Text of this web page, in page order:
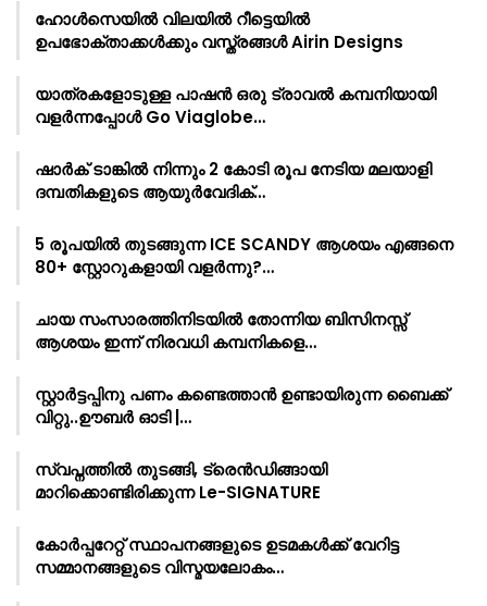
ഹോൾസെയിൽ വിലയിൽ റീട്ടെയിൽ
ഉപഭോക്താക്കൾക്കും വസ്ത്രങ്ങൾ Airin Designs
യാത്രകളോടുള്ള പാഷൻ ഒരു ട്രാവൽ കമ്പനിയായി
വളർന്നപ്പോൾ Go Viaglobe…
ഷാർക്‌ ടാങ്കിൽ നിന്നും 2 കോടി രൂപ നേടിയ മലയാളി
ദമ്പതികളുടെ ആയുർവേദിക്…
5 രൂപയിൽ തുടങ്ങുന്ന ICE SCANDY ആശയം എങ്ങനെ
80+ സ്റ്റോറുകളായി വളർന്നു?…
ചായ സംസാരത്തിനിടയിൽ തോന്നിയ ബിസിനസ്സ്
ആശയം ഇന്ന് നിരവധി കമ്പനികളെ…
സ്റ്റാർട്ടപ്പിനു പണം കണ്ടെത്താൻ ഉണ്ടായിരുന്ന ബൈക്ക്
വിറ്റു..ഊബർ ഓടി |…
സ്വപ്നത്തിൽ തുടങ്ങി, ട്രെൻഡിങ്ങായി
മാറിക്കൊണ്ടിരിക്കുന്ന Le-SIGNATURE
കോർപ്പറേറ്റ് സ്ഥാപനങ്ങളുടെ ഉടമകൾക്ക് വേറിട്ട
സമ്മാനങ്ങളുടെ വിസ്മയലോകം…